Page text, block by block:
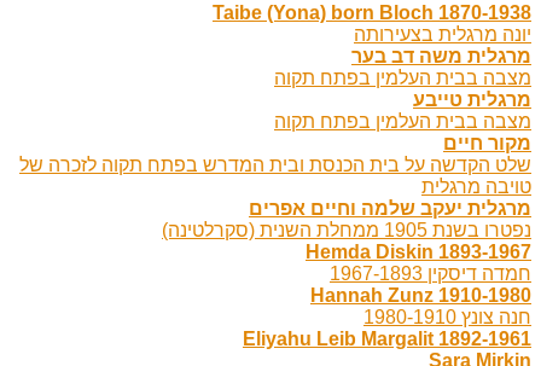
Taibe (Yona) born Bloch 1870-1938
יונה מרגלית בצעירותה
מרגלית משה דב בער
מצבה בבית העלמין בפתח תקוה
מרגלית טייבע
מצבה בבית העלמין בפתח תקוה
מקור חיים
שלט הקדשה על בית הכנסת ובית המדרש בפתח תקוה לזכרה של
טויבה מרגלית
מרגלית יעקב שלמה וחיים אפרים
נפטרו בשנת 1905 ממחלת השנית (סקרלטינה)
Hemda Diskin 1893-1967
חמדה דיסקין 1967-1893
Hannah Zunz 1910-1980
חנה צונץ 1980-1910
Eliyahu Leib Margalit 1892-1961
Sara Mirkin